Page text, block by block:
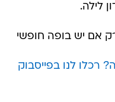
לילה.
אם יש בופה חופשי
לנו בפייסבוק